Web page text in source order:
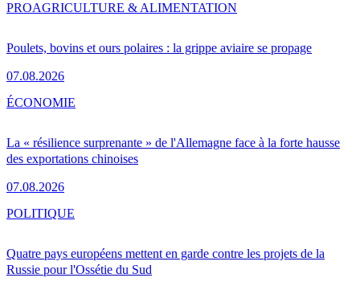
Poulets, bovins et ours polaires : la grippe aviaire se propage
07.08.2026
PROAGRICULTURE & ALIMENTATION
La « résilience surprenante » de l'Allemagne face à la forte hausse
des exportations chinoises
07.08.2026
ÉCONOMIE
Quatre pays européens mettent en garde contre les projets de la
Russie pour l'Ossétie du Sud
POLITIQUE